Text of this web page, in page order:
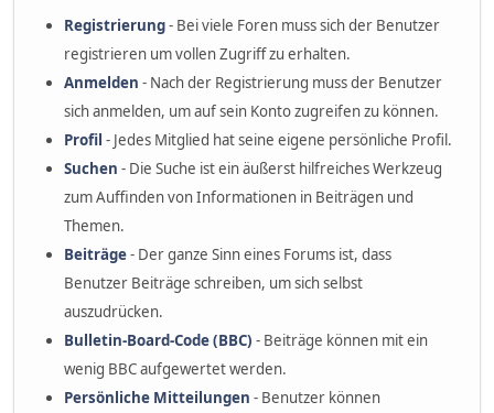
Registrierung- Bei viele Foren muss sich der Benutzer
registrieren um vollen Zugriff zu erhalten.
Anmelden - Nach der Registrierung muss der Benutzer
sich anmelden, um auf sein Konto zugreifen zu können.
Profil - Jedes Mitglied hat seine eigene persönliche Profil.
Suchen - Die Suche ist ein äußerst hilfreiches Werkzeug
zum Auffinden von Informationen in Beiträgen und
Themen.
Beiträge- Der ganze Sinn eines Forums ist, dass
Benutzer Beiträge schreiben, um sich selbst
auszudrücken.
Bulletin-Board-Code (BBC) - Beiträge können mit ein
wenig BBC aufgewertet werden.
Persönliche Mitteilungen - Benutzer können